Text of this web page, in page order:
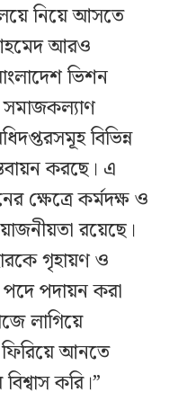
নিয়ে আসতে
আরও
ভিশন
সমাজকল্যাণ
বিভিন্ন
করছে। এ
ক্ষেত্রে কর্মদক্ষ ও
রয়েছে।
গৃহায়ণ ও
পদে পদায়ন করা
লাগিয়ে
ফিরিয়ে আনতে
করি।”